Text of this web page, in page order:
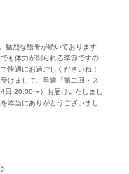
猛烈な酷暑が続いております
も体力が削られる季節ですの
快適にお過ごしくださいね！
けまして、早速「第二回・ス
日 20:00〜）お届けいたしまし
本当にありがとうございまし